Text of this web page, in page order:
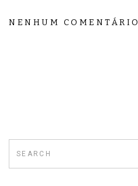
NENHUM COMENTÁRIO